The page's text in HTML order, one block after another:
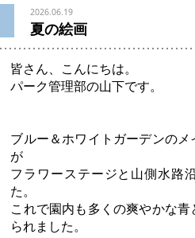
2026.06.19
夏の絵画
皆さん、こんにちは。
パーク管理部の山下です。
ブルー＆ホワイトガーデンの
が
フラワーステージと山側水路
た。
これで園内も多くの爽やかな
られました。